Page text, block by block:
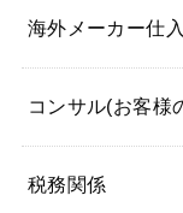
海外メーカー仕
コンサル(お客様
税務関係